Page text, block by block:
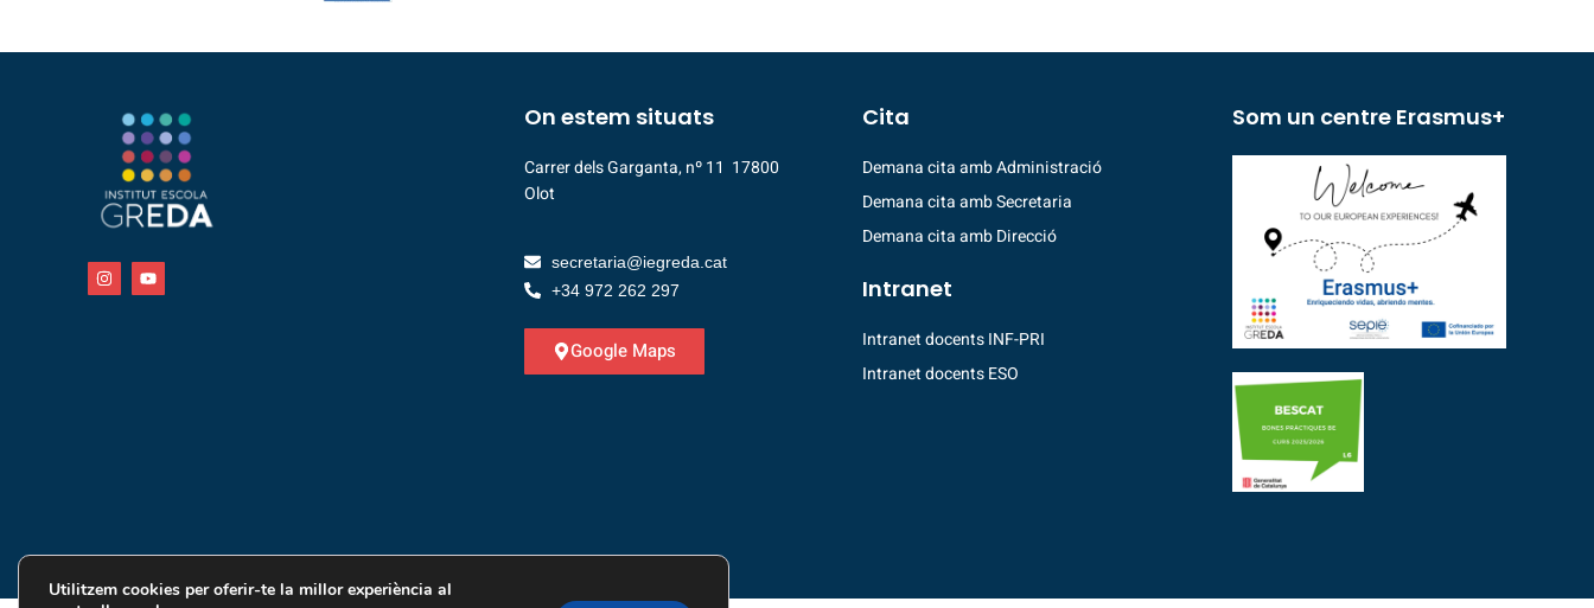
On estem situats
Carrer dels Garganta, nº 11 17800
Olot
secretaria@iegreda.cat
+34 972 262 297
Google Maps
Cita
Demana cita amb Administració
Demana cita amb Secretaria
Demana cita amb Direcció
Intranet
Intranet docents INF-PRI
Intranet docents ESO
Som un centre Erasmus+
Utilitzem cookies per oferir-te la millor experiència al